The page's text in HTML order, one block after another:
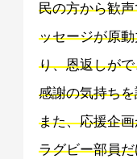
民の方から歓
ッセージが原
り、恩返しが
感謝の気持ち
また、応援企
ラグビー部員